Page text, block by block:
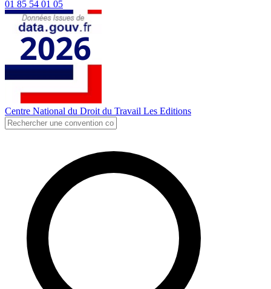
01 85 54 01 05
Centre National du Droit du Travail Les Editions